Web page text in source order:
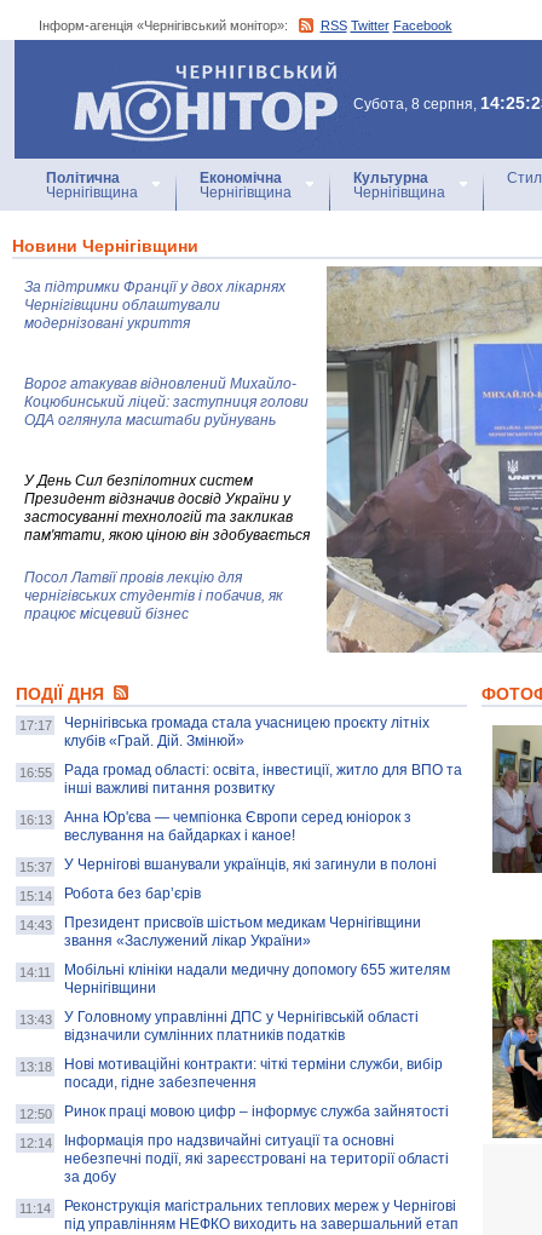
Інформ-агенція «Чернігівський монітор»: RSS Twitter Facebook
Інформ-агенція
«Чернігівський монітор»
Субота, 8 серпня,
Політична
Чернігівщина
Економічна
Чернігівщина
Культурна
Чернігівщина
Новини Чернігівщини
За підтримки Франції у двох лікарнях
Чернігівщини облаштували
модернізовані укриття
Ворог атакував відновлений Михайло-
Коцюбинський ліцей: заступниця голови
ОДА оглянула масштаби руйнувань
У День Сил безпілотних систем
Президент відзначив досвід України у
застосуванні технологій та закликав
пам'ятати, якою ціною він здобувається
Посол Латвії провів лекцію для
чернігівських студентів і побачив, як
працює місцевий бізнес
колекцію про війну, емоції та тварин
AB InBev Efes Україна підтримала
навчальний проєкт "Молодіжна бізнес-
школа", спрямований на розвиток
підприємництва у Чернігівській області
Золота тварина: видання Forbes
написало про чернігівця Патрона: хто і
скільки на ньому заробляє? І куди
витрачають?
ПОДІЇ ДНЯ
17:17
Чернігівська громада стала учасницею проєкту літніх
клубів «Грай. Дій. Змінюй»
16:55
Рада громад області: освіта, інвестиції, житло для ВПО та
інші важливі питання розвитку
16:13
Анна Юр'єва — чемпіонка Європи серед юніорок з
веслування на байдарках і каное!
15:37 У Чернігові вшанували українців, які загинули в полоні
15:14 Робота без бар’єрів
14:43
Президент присвоїв шістьом медикам Чернігівщини
звання «Заслужений лікар України»
14:11
Мобільні клініки надали медичну допомогу 655 жителям
Чернігівщини
13:43
У Головному управлінні ДПС у Чернігівській області
відзначили сумлінних платників податків
13:18
Нові мотиваційні контракти: чіткі терміни служби, вибір
посади, гідне забезпечення
12:50 Ринок праці мовою цифр – інформує служба зайнятості
12:14
Інформація про надзвичайні ситуації та основні
небезпечні події, які зареєстровані на території області
за добу
11:14
Реконструкція магістральних теплових мереж у Чернігові
під управлінням НЕФКО виходить на завершальний етап